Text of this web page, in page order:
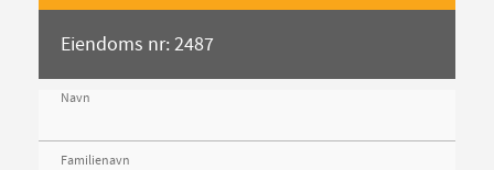
Eiendoms nr: 2487
Navn
Familienavn